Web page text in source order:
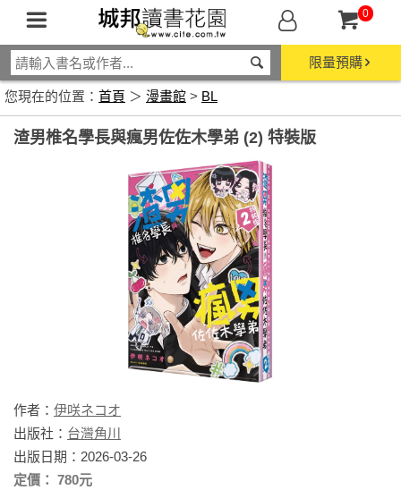
0
限量預購
您現在的位置： 首頁 ＞ 漫畫館 > BL
渣男椎名學長與瘋男佐佐木學弟 (2) 特裝版
作者： 伊咲ネコオ
出版社： 台灣角川
出版日期：2026-03-26
定價： 780元